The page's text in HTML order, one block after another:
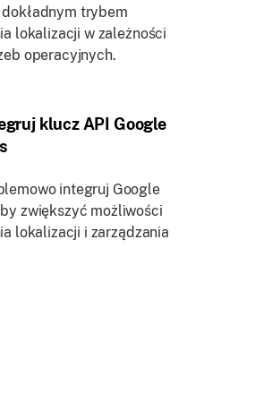
trybem
lokalizacji w zależności
operacyjnych.
klucz API Google
integruj Google
zwiększyć możliwości
lokalizacji i zarządzania